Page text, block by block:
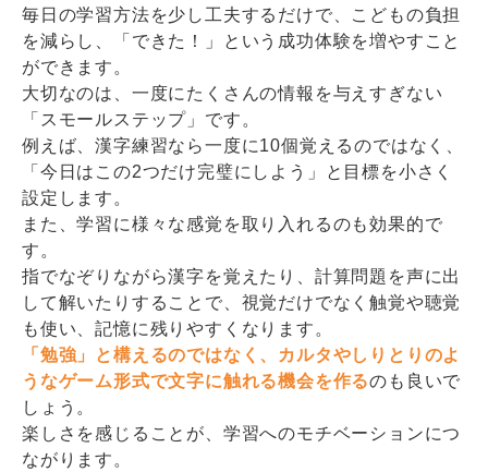
毎日の学習方法を少し工夫するだけで、こどもの負担
を減らし、「できた！」という成功体験を増やすこと
ができます。
大切なのは、一度にたくさんの情報を与えすぎない
「スモールステップ」です。
例えば、漢字練習なら一度に10個覚えるのではなく、
「今日はこの2つだけ完璧にしよう」と目標を小さく
設定します。
また、学習に様々な感覚を取り入れるのも効果的で
す。
指でなぞりながら漢字を覚えたり、計算問題を声に出
して解いたりすることで、視覚だけでなく触覚や聴覚
も使い、記憶に残りやすくなります。
「勉強」と構えるのではなく、カルタやしりとりのよ
うなゲーム形式で文字に触れる機会を作るのも良いで
しょう。
楽しさを感じることが、学習へのモチベーションにつ
ながります。